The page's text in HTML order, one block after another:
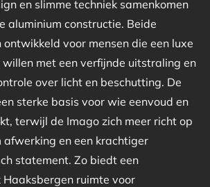
en slimme techniek samenkomen
aluminium constructie. Beide
ontwikkeld voor mensen die een luxe
met een verfijnde uitstraling en
over licht en beschutting. De
sterke basis voor wie eenvoud en
terwijl de Imago zich meer richt op
afwerking en een krachtiger
statement. Zo biedt een
Haaksbergen ruimte voor